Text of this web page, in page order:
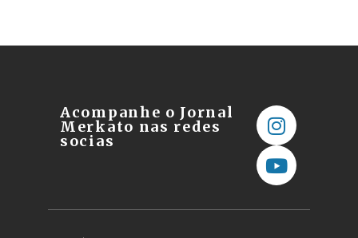
Acompanhe o Jornal
Merkato nas redes
socias